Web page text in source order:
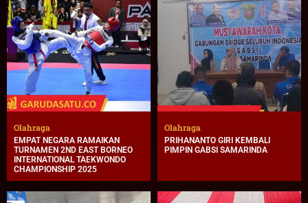
Olahraga
EMPAT NEGARA RAMAIKAN
TURNAMEN 2ND EAST BORNEO
INTERNATIONAL TAEKWONDO
CHAMPIONSHIP 2025
Olahraga
PRIHANANTO GIRI KEMBALI
PIMPIN GABSI SAMARINDA